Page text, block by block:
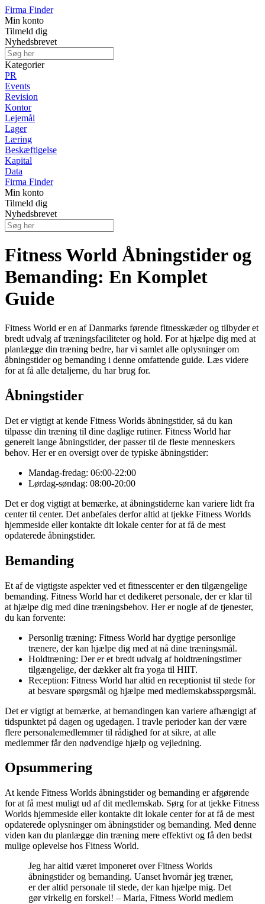
Firma Finder
Min konto
Tilmeld dig
Nyhedsbrevet
Kategorier
PR
Events
Revision
Kontor
Lejemål
Lager
Læring
Beskæftigelse
Kapital
Data
Firma Finder
Min konto
Tilmeld dig
Nyhedsbrevet
Fitness World Åbningstider og
Bemanding: En Komplet
Guide
Fitness World er en af Danmarks førende fitnesskæder og tilbyder et
bredt udvalg af træningsfaciliteter og hold. For at hjælpe dig med at
planlægge din træning bedre, har vi samlet alle oplysninger om
åbningstider og bemanding i denne omfattende guide. Læs videre
for at få alle detaljerne, du har brug for.
Åbningstider
Det er vigtigt at kende Fitness Worlds åbningstider, så du kan
tilpasse din træning til dine daglige rutiner. Fitness World har
generelt lange åbningstider, der passer til de fleste menneskers
behov. Her er en oversigt over de typiske åbningstider:
Mandag-fredag: 06:00-22:00
Lørdag-søndag: 08:00-20:00
Det er dog vigtigt at bemærke, at åbningstiderne kan variere lidt fra
center til center. Det anbefales derfor altid at tjekke Fitness Worlds
hjemmeside eller kontakte dit lokale center for at få de mest
opdaterede åbningstider.
Bemanding
Et af de vigtigste aspekter ved et fitnesscenter er den tilgængelige
bemanding. Fitness World har et dedikeret personale, der er klar til
at hjælpe dig med dine træningsbehov. Her er nogle af de tjenester,
du kan forvente:
Personlig træning: Fitness World har dygtige personlige
trænere, der kan hjælpe dig med at nå dine træningsmål.
Holdtræning: Der er et bredt udvalg af holdtræningstimer
tilgængelige, der dækker alt fra yoga til HIIT.
Reception: Fitness World har altid en receptionist til stede for
at besvare spørgsmål og hjælpe med medlemskabsspørgsmål.
Det er vigtigt at bemærke, at bemandingen kan variere afhængigt af
tidspunktet på dagen og ugedagen. I travle perioder kan der være
flere personalemedlemmer til rådighed for at sikre, at alle
medlemmer får den nødvendige hjælp og vejledning.
Opsummering
At kende Fitness Worlds åbningstider og bemanding er afgørende
for at få mest muligt ud af dit medlemskab. Sørg for at tjekke Fitness
Worlds hjemmeside eller kontakte dit lokale center for at få de mest
opdaterede oplysninger om åbningstider og bemanding. Med denne
viden kan du planlægge din træning mere effektivt og få den bedst
mulige oplevelse hos Fitness World.
Jeg har altid været imponeret over Fitness Worlds
åbningstider og bemanding. Uanset hvornår jeg træner,
er der altid personale til stede, der kan hjælpe mig. Det
gør virkelig en forskel! – Maria, Fitness World medlem